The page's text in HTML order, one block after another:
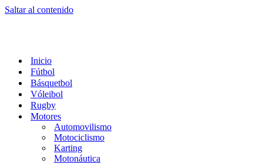
Saltar al contenido
Inicio
Fútbol
Básquetbol
Vóleibol
Rugby
Motores
Automovilismo
Motociclismo
Karting
Motonáutica